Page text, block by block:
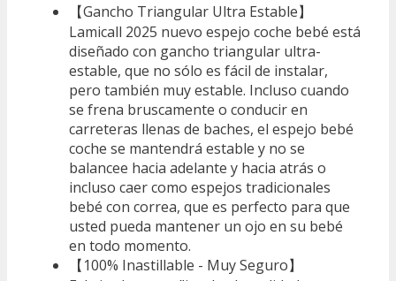
【Gancho Triangular Ultra Estable】
Lamicall 2025 nuevo espejo coche bebé está
diseñado con gancho triangular ultra-
estable, que no sólo es fácil de instalar,
pero también muy estable. Incluso cuando
se frena bruscamente o conducir en
carreteras llenas de baches, el espejo bebé
coche se mantendrá estable y no se
balancee hacia adelante y hacia atrás o
incluso caer como espejos tradicionales
bebé con correa, que es perfecto para que
usted pueda mantener un ojo en su bebé
en todo momento.
【100% Inastillable - Muy Seguro】